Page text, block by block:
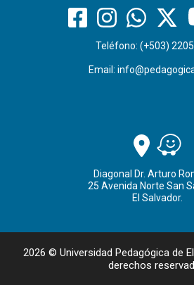
Teléfono: (+503)
Email:
Diagonal Dr. Arturo
25 Avenida Norte San
El Salvador.
2026 © Universidad Pedagógica de
derechos